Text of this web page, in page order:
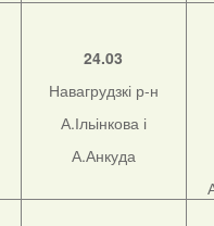
24.03
Навагрудзкі р-н
А.Ільінкова і
А.Анкуда